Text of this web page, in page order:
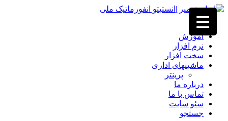
خانه
آموزش
نرم افزار
سخت افزار
ماشینهای اداری
پرینتر
درباره ما
تماس با ما
سئو سایت
جستجو